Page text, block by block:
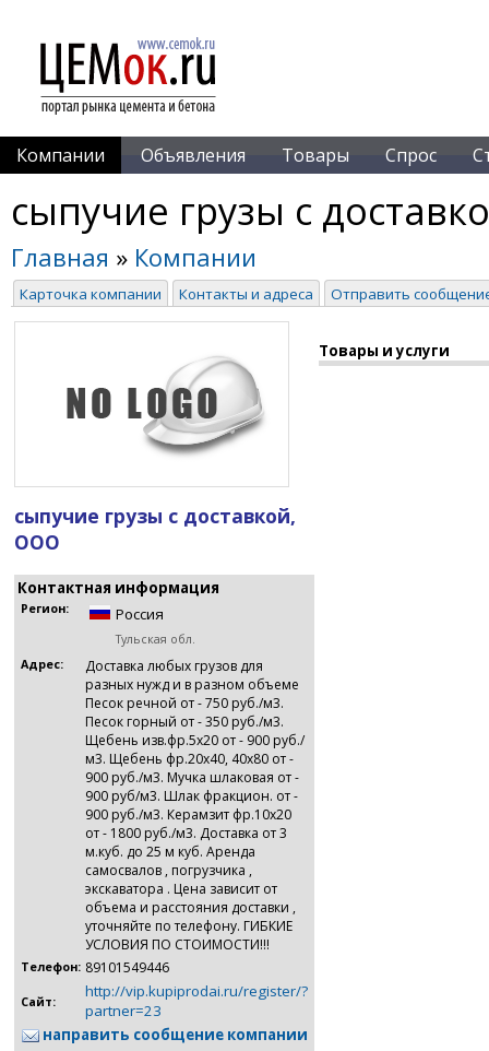
Компании Объявления Товары Спрос
сыпучие грузы с
Главная » Компании
Карточка компании Контакты и адреса Отправить
сыпучие грузы с доставкой,
ООО
Контактная информация
Регион: Россия
Тульская обл.
Адрес:
Доставка любых грузов для
разных нужд и в разном объеме
Песок речной от - 750 руб./м3.
Песок горный от - 350 руб./м3.
Щебень изв.фр.5х20 от - 900 руб./
м3. Щебень фр.20х40, 40х80 от -
900 руб./м3. Мучка шлаковая от -
900 руб/м3. Шлак фракцион. от -
900 руб./м3. Керамзит фр.10х20
от - 1800 руб./м3. Доставка от 3
м.куб. до 25 м куб. Аренда
самосвалов , погрузчика ,
экскаватора . Цена зависит от
объема и расстояния доставки ,
уточняйте по телефону. ГИБКИЕ
УСЛОВИЯ ПО СТОИМОСТИ!!!
Телефон: 89101549446
Сайт:
http://vip.kupiprodai.ru/register/?
partner=23
направить сообщение компании
Товары и услуги